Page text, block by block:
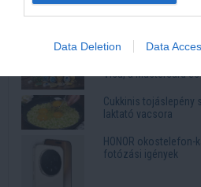
Data Deletion Data
3 alma és 3 tojás:
Visa, a Mastercard
Cukkinis tojáslepény
laktató vacsora
HONOR okostelefon-
fotózási igények